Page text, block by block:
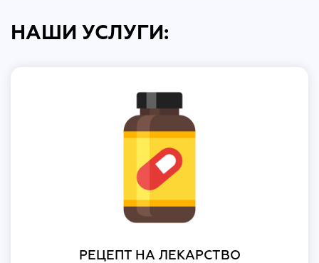
НАШИ УСЛУГИ:
РЕЦЕПТ НА ЛЕКАРСТВО